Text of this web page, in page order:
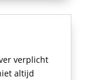
verplicht
altijd